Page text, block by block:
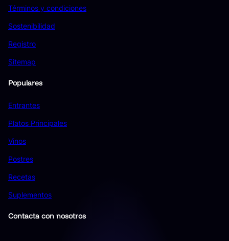
Términos y condiciones
Sostenibilidad
Registro
Sitemap
Populares
Entrantes
Platos Principales
Vinos
Postres
Recetas
Suplementos
Contacta con nosotros